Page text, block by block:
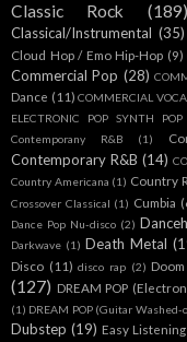
Classic Rock (189)
Classical/Instrumental (35)
Cloud Hop / Emo Hip-Hop (9)
Commercial Pop (28)
Dance (11) COMMERCIAL
ELECTRONIC POP SYNTH POP
Contemporany R&B (1)
Contemporary R&B (14)
Country Americana (1) Country
Crossover Classical (1) Cumbia
Dance Pop Nu-disco (2)
Darkwave (1) Death Metal
Disco (11) disco rap (2)
(127) DREAM POP
(1) DREAM POP (Guitar Washed-
Dubstep (19) Easy Listening